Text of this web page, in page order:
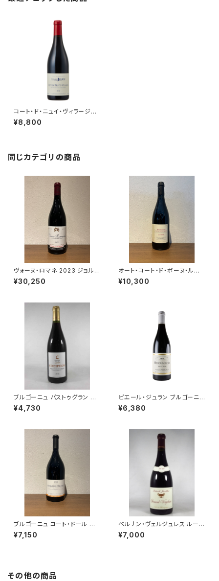
コート・ド・ニュイ・ヴィラージュ
2018 750ml ドメーヌ・ジュリア
ン・ジェラール＆フィス
¥8,800
同じカテゴリの商品
ヴォーヌ・ロマネ 2023 ジョルジ
ュ・ノエラ 赤ワイン フランス ブ
ルゴーニュ 750ml
¥30,250
オート・コート・ド・ボーヌ・ルー
ジュ レ・コテ 2022 ドメーヌ・
ド・カシオペ 赤ワイン ブルゴー
¥10,300
ブルゴーニュ パストゥグラン レ
クセプション 2021 ミシェル・ラ
ファルジュ 赤ワイン ブルゴーニ
¥4,730
ピエール・ジュラン ブルゴーニュ
コート・ドール ピノ・ノワール 20
22 750ml
¥6,380
ブルゴーニュ コート・ドール ル
ージュ 2022 トロ・ボー 赤ワイ
ン ブルゴーニュ 750ml
¥7,150
ペルナン・ヴェルジュレス ルージ
ュ 2020 750ml パトリック・ジ
ャヴィリエ
¥7,000
その他の商品